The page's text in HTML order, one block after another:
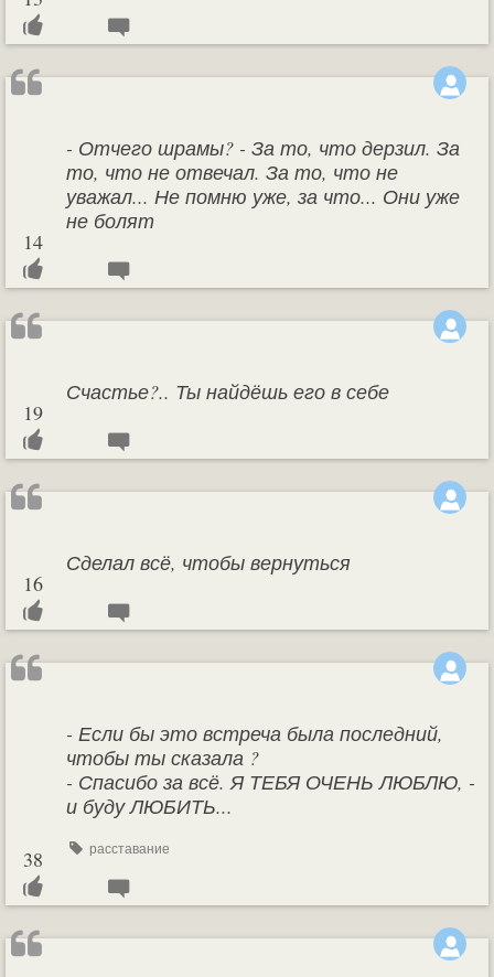
- Отчего шрамы? - За то, что дерзил. За
то, что не отвечал. За то, что не
уважал... Не помню уже, за что... Они уже
не болят
14
Счастье?.. Ты найдёшь его в себе
19
Сделал всё, чтобы вернуться
16
- Если бы это встреча была последний,
чтобы ты сказала ?
- Спасибо за всё. Я ТЕБЯ ОЧЕНЬ ЛЮБЛЮ, -
и буду ЛЮБИТЬ...
расставание
38